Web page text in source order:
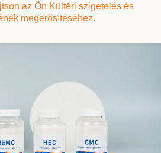
az Ön Kültéri szigetelés és
megerősítéséhez.